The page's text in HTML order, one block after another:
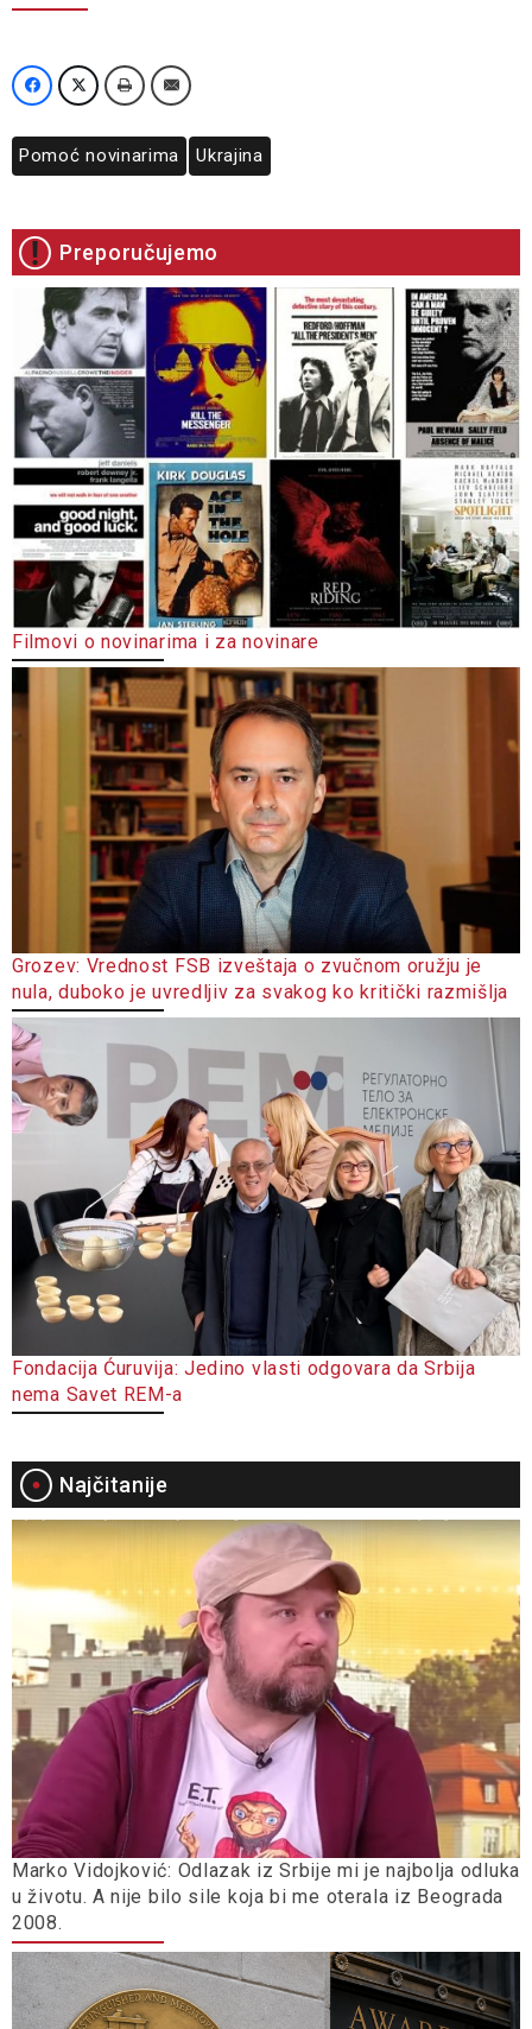
Pomoć novinarima Ukrajina
Preporučujemo
Filmovi o novinarima i za novinare
Grozev: Vrednost FSB izveštaja o zvučnom oružju je
nula, duboko je uvredljiv za svakog ko kritički razmišlja
Fondacija Ćuruvija: Jedino vlasti odgovara da Srbija
nema Savet REM-a
Najčitanije
Marko Vidojković: Odlazak iz Srbije mi je najbolja odluka
u životu. A nije bilo sile koja bi me oterala iz Beograda
2008.